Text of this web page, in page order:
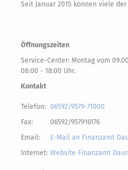
Seit Januar 2015 können viele
Öffnungszeiten
Service-Center: Montag vom
08:00 - 18:00 Uhr.
Kontakt
Telefon: 06592/9579-71000
Fax:
06592/957916176
Email:
E-Mail an Finanzamt
Internet: Website Finanzamt Daun